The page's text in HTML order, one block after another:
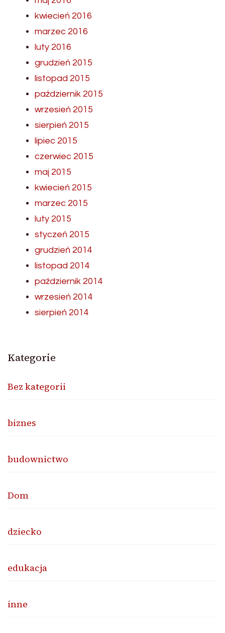
kwiecień 2016
marzec 2016
luty 2016
grudzień 2015
listopad 2015
październik 2015
wrzesień 2015
sierpień 2015
lipiec 2015
czerwiec 2015
maj 2015
kwiecień 2015
marzec 2015
luty 2015
styczeń 2015
grudzień 2014
listopad 2014
październik 2014
wrzesień 2014
sierpień 2014
Kategorie
Bez kategorii
biznes
budownictwo
Dom
dziecko
edukacja
inne